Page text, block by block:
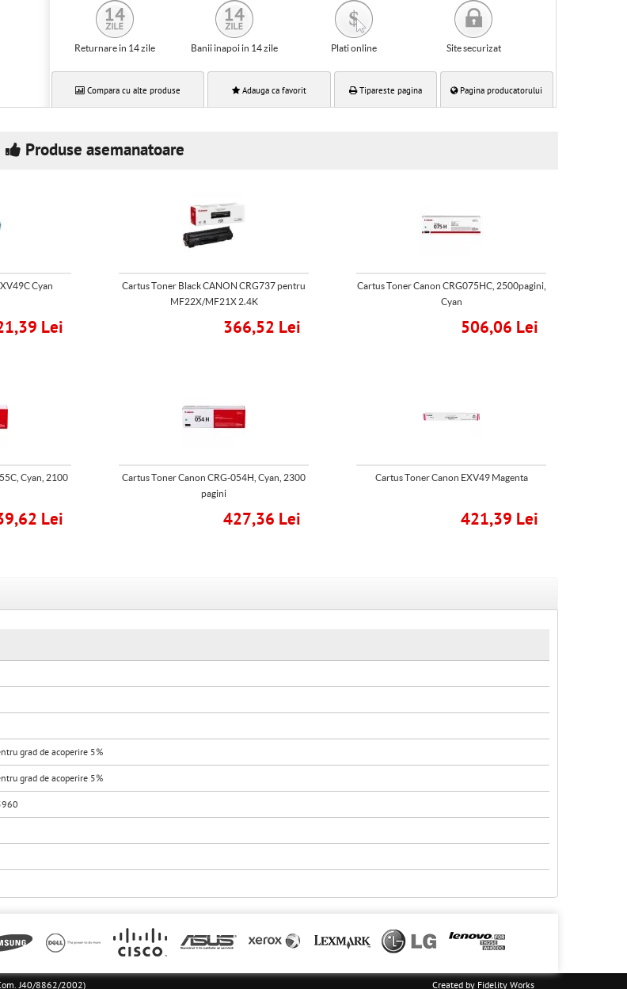
Returnare in 14 zile Banii inapoi in 14 zile Plati online Site securizat
Compara cu alte produse Adauga ca favorit Tipareste pagina Pagina producatorului
Produse asemanatoare
Cyan
Lei
Cartus Toner Black CANON CRG737 pentru
MF22X/MF21X 2.4K
366,52 Lei
Cartus Toner Canon CRG075HC, 2500pagini,
Cyan
506,06 Lei
Cyan, 2100
Lei
Cartus Toner Canon CRG-054H, Cyan, 2300
pagini
427,36 Lei
Cartus Toner Canon EXV49 Magenta
421,39 Lei
grad de acoperire 5%
grad de acoperire 5%
J40/8862/2002) Created by Fidelity Works